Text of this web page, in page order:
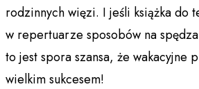
rodzinnych więzi. I jeśli książka do
w repertuarze sposobów na
to jest spora szansa, że wakacyjne
wielkim sukcesem!